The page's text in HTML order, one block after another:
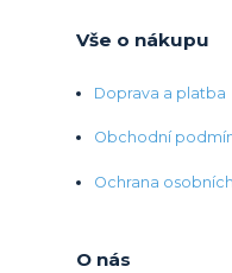
Vše o nákupu
Doprava a platba
Obchodní
Ochrana
O nás